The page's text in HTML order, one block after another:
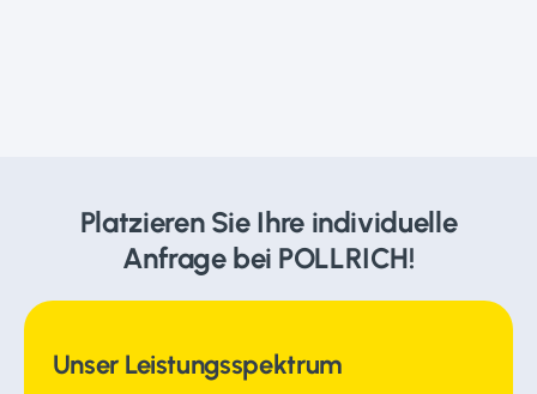
Platzieren Sie Ihre individuelle
Anfrage bei POLLRICH!
Unser Leistungsspektrum